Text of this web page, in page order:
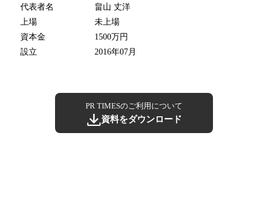
代表者名
畠山 丈洋
上場
未上場
資本金
1500万円
設立
2016年07月
PR TIMESのご利用について
資料をダウンロード